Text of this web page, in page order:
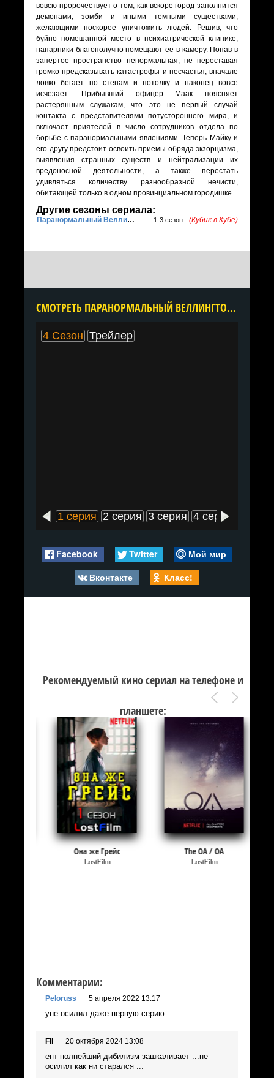
вовсю пророчествует о том, как вскоре город заполнится
демонами, зомби и иными темными существами,
желающими поскорее уничтожить людей. Решив, что
буйно помешанной место в психиатрической клинике,
напарники благополучно помещают ее в камеру. Попав в
запертое пространство ненормальная, не переставая
громко предсказывать катастрофы и несчастья, вначале
ловко бегает по стенам и потолку и наконец вовсе
исчезает. Прибывший офицер Маак поясняет
растерянным служакам, что это не первый случай
контакта с представителями потустороннего мира, и
включает приятелей в число сотрудников отдела по
борьбе с паранормальными явлениями. Теперь Майку и
его другу предстоит освоить приемы обряда экзорцизма,
выявления странных существ и нейтрализации их
вредоносной деятельности, а также перестать
удивляться количеству разнообразной нечисти,
обитающей только в одном провинциальном городишке.
Другие сезоны сериала:
Паранормальный Веллингтон 1-3 сезон (Кубик в Кубе)
CМОТРЕТЬ ПАРАНОРМАЛЬНЫЙ ВЕЛЛИНГТОН 4 СЕЗОН ОНЛАЙН В ХОРОШЕМ КАЧЕСТВЕ ВСЕ СЕРИИ ПОДРЯД БЕСПЛАТНО
4 Сезон Трейлер
1 серия 2 серия 3 серия 4 серия
Facebook Twitter
Мой мир
Вконтакте
Класс!
Рекомендуемый кино сериал на телефоне и
планшете:
Она же Грейс
LostFilm
The OA / ОА
LostFilm
Комментарии:
Peloruss 5 апреля 2022 13:17
yне осилил даже первую серию
Fil 20 октября 2024 13:08
епт полнейший дибилизм зашкаливает ...не
осилил как ни старался ...